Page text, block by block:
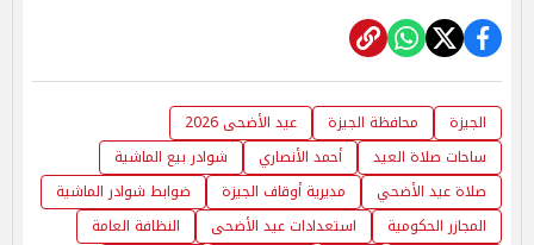
الجيزة محافظة الجيزة
عيد الأضحى 2026
ساحات صلاة العيد
أحمد الأنصاري
شوادر بيع الماشية
صلاة عيد الأضحي
مديرية أوقاف الجيزة
ضوابط شوادر الماشية
المجازر الحكومية
استعدادات عيد الأضحى
النظافة العامة